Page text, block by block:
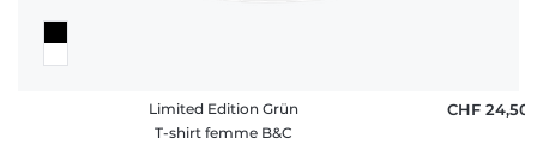
Limited Edition Grün
T-shirt femme B&C
CHF 24,50